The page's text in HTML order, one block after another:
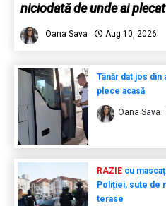
niciodată de unde ai plecat
Oana Sava Aug 10, 2026
Tânăr dat jos din
plece acasă
Oana Sava
RAZIEcu
Poliției, sute de
terase